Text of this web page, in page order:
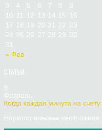
« Фев
3
4 5 6 7 8
9
10
12 13 14 15
16
17
18 19 20 21 22 23
24 25 26 27 28 29 30
31
СТАТЬИ
9
Февраль
Когда каждая минута на
Наркологическая